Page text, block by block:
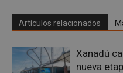
Artículos relacionados
Xanadú
nueva